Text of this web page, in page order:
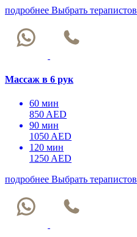
подробнее Выбрать терапистов
Массаж в 6 рук
60 мин
850 AED
90 мин
1050 AED
120 мин
1250 AED
подробнее Выбрать терапистов